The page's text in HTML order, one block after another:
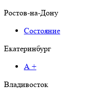
Ростов-на-Дону
Состояние
Екатеринбург
А +
Владивосток